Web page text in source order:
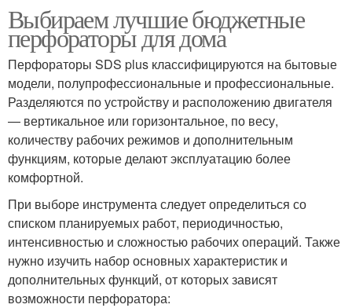
Выбираем лучшие бюджетные
перфораторы для дома
Перфораторы SDS plus классифицируются на бытовые
модели, полупрофессиональные и профессиональные.
Разделяются по устройству и расположению двигателя
— вертикальное или горизонтальное, по весу,
количеству рабочих режимов и дополнительным
функциям, которые делают эксплуатацию более
комфортной.
При выборе инструмента следует определиться со
списком планируемых работ, периодичностью,
интенсивностью и сложностью рабочих операций. Также
нужно изучить набор основных характеристик и
дополнительных функций, от которых зависят
возможности перфоратора: